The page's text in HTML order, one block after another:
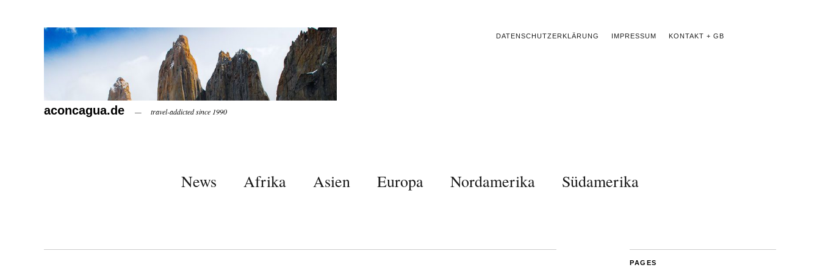
DATENSCHUTZERKLÄRUNG IMPRESSUM KONTAKT + GB
aconcagua.de travel-addicted since 1990
News Afrika Asien Europa Nordamerika Südamerika
PAGES